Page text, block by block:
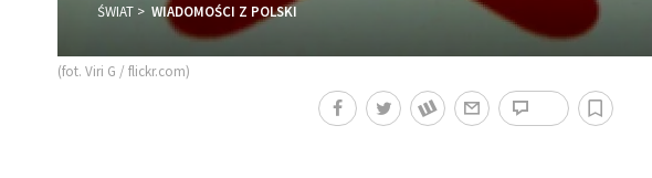
ŚWIAT WIADOMOŚCI Z POLSKI
(fot. Viri G / flickr.com)